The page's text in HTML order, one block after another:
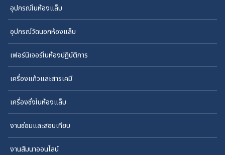
อุปกรณ์ในห้องแล็บ
อุปกรณ์วัดนอกห้องแล็บ
เฟอร์นิเจอร์ในห้องปฏิบัติการ
เครื่องแก้วและสารเคมี
เครื่องชั่งในห้องแล็บ
งานซ่อมและสอบเทียบ
งานสัมนาออนไลน์